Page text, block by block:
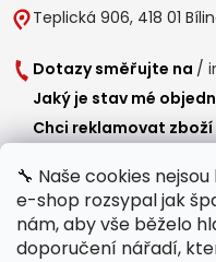
🔧 Naše cookies
e-shop rozsypal jak
nám, aby vše běželo
doporučení nářadí,
Teplická 906, 418 01
Dotazy směřujte na /
Jaký je stav mé
Chci reklamovat zboží
Provozní doba
Po-Čt / 8:00 - 15:00